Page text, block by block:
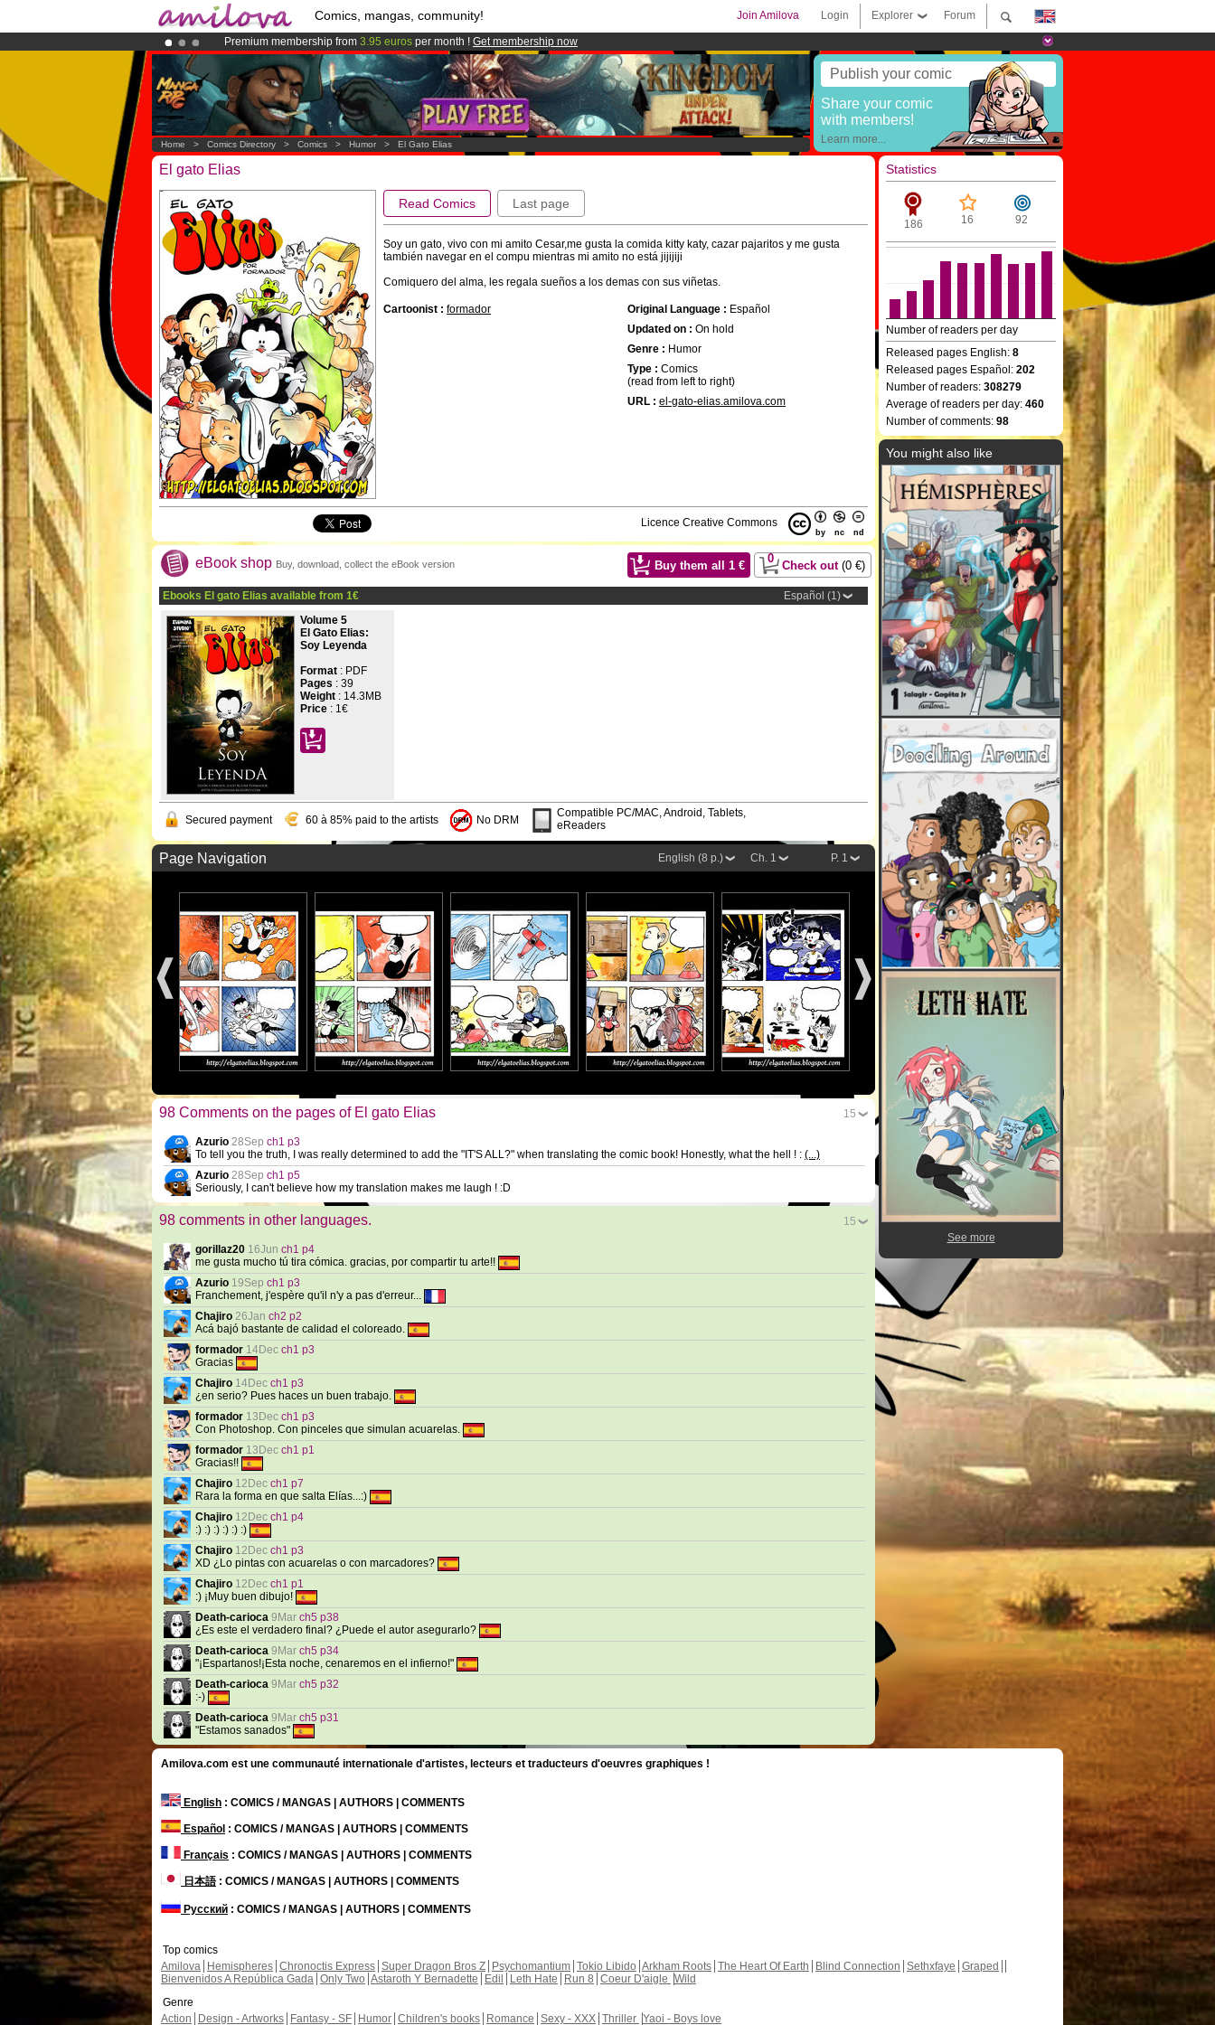
Comics, mangas, community! Forum
Explorer
Login
Join Amilova
Premium membership from 3.95 euros per month ! Get membership now
Already 100000membersand 1000comics & mangas!.
AmilovaKickstarter is now LIVE!.
Publish your comic
Share your comic
with members!
Learn more...
Home > Comics Directory > Comics > Humor > El Gato Elias
El gato Elias
Read Comics Last page
Soy un gato, vivo con mi amito Cesar,me gusta la comida kitty katy, cazar pajaritos y me gusta
también navegar en el compu mientras mi amito no está jijijiji
Comiquero del alma, les regala sueños a los demas con sus viñetas.
Cartoonist : formador Original Language : Español
Updated on : On hold
Genre : Humor
Type : Comics
(read from left to right)
URL : el-gato-elias.amilova.com
Licence Creative Commons
by nc nd
0 Check out (0 €)
Buy them all 1 €
eBook shop Buy, download, collect the eBook version
Ebooks El gato Elias available from 1€
Español (1)
Volume 5
El Gato Elias:
Soy Leyenda
Format : PDF
Pages : 39
Weight : 14.3MB
Price : 1€
Secured payment 60 à 85% paid to the artists No DRM
Compatible PC/MAC, Android, Tablets,
eReaders
P. 1
Ch. 1
English (8 p.)
Page Navigation
15
98 Comments on the pages of El gato Elias
Azurio 28Sep ch1 p3
To tell you the truth, I was really determined to add the "IT'S ALL?" when translating the comic book! Honestly, what the hell ! : (...)
Azurio 28Sep ch1 p5
Seriously, I can't believe how my translation makes me laugh ! :D
15
98 comments in other languages.
gorillaz20 16Jun ch1 p4
me gusta mucho tú tira cómica. gracias, por compartir tu arte!!
Azurio 19Sep ch1 p3
Franchement, j'espère qu'il n'y a pas d'erreur...
Chajiro 26Jan ch2 p2
Acá bajó bastante de calidad el coloreado.
formador 14Dec ch1 p3
Gracias
Chajiro 14Dec ch1 p3
¿en serio? Pues haces un buen trabajo.
formador 13Dec ch1 p3
Con Photoshop. Con pinceles que simulan acuarelas.
formador 13Dec ch1 p1
Gracias!!
Chajiro 12Dec ch1 p7
Rara la forma en que salta Elías...:)
Chajiro 12Dec ch1 p4
:) :) :) :) :) :)
Chajiro 12Dec ch1 p3
XD ¿Lo pintas con acuarelas o con marcadores?
Chajiro 12Dec ch1 p1
:) ¡Muy buen dibujo!
Death-carioca 9Mar ch5 p38
¿Es este el verdadero final? ¿Puede el autor asegurarlo?
Death-carioca 9Mar ch5 p34
"¡Espartanos!¡Esta noche, cenaremos en el infierno!"
Death-carioca 9Mar ch5 p32
:-)
Death-carioca 9Mar ch5 p31
"Estamos sanados"
Statistics
186 16 92
Number of readers per day
Released pages English: 8
Released pages Español: 202
Number of readers: 308279
Average of readers per day: 460
Number of comments: 98
You might also like
See more
Amilova.com est une communauté internationale d'artistes, lecteurs et traducteurs d'oeuvres graphiques !
English : COMICS / MANGAS | AUTHORS | COMMENTS
Español : COMICS / MANGAS | AUTHORS | COMMENTS
Français : COMICS / MANGAS | AUTHORS | COMMENTS
日本語: COMICS / MANGAS | AUTHORS | COMMENTS
Русский : COMICS / MANGAS | AUTHORS | COMMENTS
Top comics
Amilova
Hemispheres Chronoctis Express Super Dragon Bros Z Psychomantium Tokio Libido Arkham Roots The Heart Of Earth Blind Connection Sethxfaye Graped
Bienvenidos A República Gada Only Two Astaroth Y Bernadette Edil Leth Hate Run 8 Coeur D'aigle Wild
Genre
Action
Design - Artworks Fantasy - SF Humor Children's books Romance Sexy - XXX Thriller Yaoi - Boys love